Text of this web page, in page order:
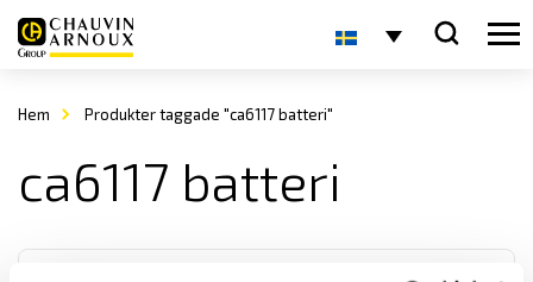
Hem Produkter taggade "ca6117 batteri"
ca6117 batteri